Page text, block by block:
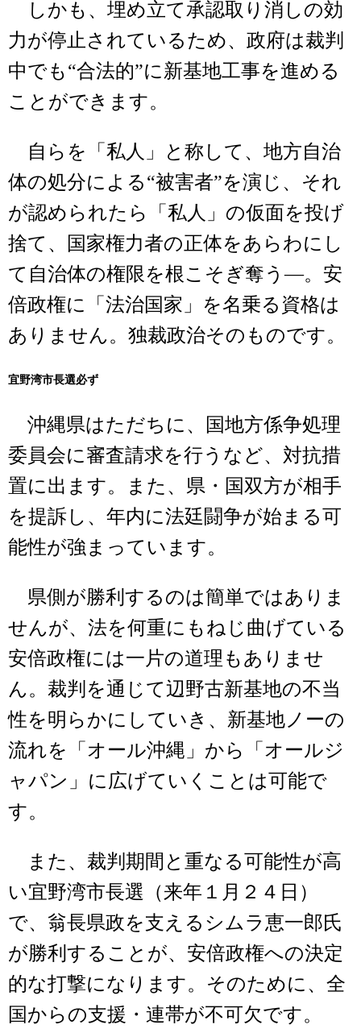
しかも、埋め立て承認取り消しの効
力が停止されているため、政府は裁判
中でも“合法的”に新基地工事を進める
ことができます。
自らを「私人」と称して、地方自治
体の処分による“被害者”を演じ、それ
が認められたら「私人」の仮面を投げ
捨て、国家権力者の正体をあらわにし
て自治体の権限を根こそぎ奪う―。安
倍政権に「法治国家」を名乗る資格は
ありません。独裁政治そのものです。
宜野湾市長選必ず
沖縄県はただちに、国地方係争処理
委員会に審査請求を行うなど、対抗措
置に出ます。また、県・国双方が相手
を提訴し、年内に法廷闘争が始まる可
能性が強まっています。
県側が勝利するのは簡単ではありま
せんが、法を何重にもねじ曲げている
安倍政権には一片の道理もありませ
ん。裁判を通じて辺野古新基地の不当
性を明らかにしていき、新基地ノーの
流れを「オール沖縄」から「オールジ
ャパン」に広げていくことは可能で
す。
また、裁判期間と重なる可能性が高
い宜野湾市長選（来年１月２４日）
で、翁長県政を支えるシムラ恵一郎氏
が勝利することが、安倍政権への決定
的な打撃になります。そのために、全
国からの支援・連帯が不可欠です。